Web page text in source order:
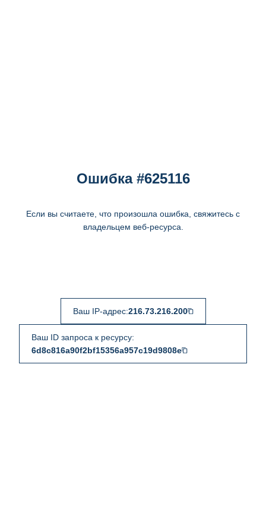
Ошибка #625116
Если вы считаете, что произошла ошибка, свяжитесь с
владельцем веб-ресурса.
Ваш IP-адрес:216.73.216.200
Ваш ID запроса к ресурсу:
6d8c816a90f2bf15356a957c19d9808e